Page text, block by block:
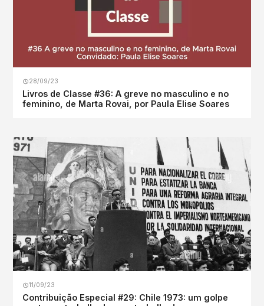
28/09/23
Livros de Classe #36: A greve no masculino e no
feminino, de Marta Rovai, por Paula Elise Soares
11/09/23
Contribuição Especial #29: Chile 1973: um golpe